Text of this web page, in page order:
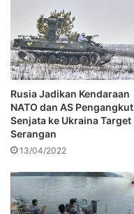
Rusia Jadikan Kendaraan
NATO dan AS Pengangkut
Senjata ke Ukraina Target
Serangan
13/04/2022